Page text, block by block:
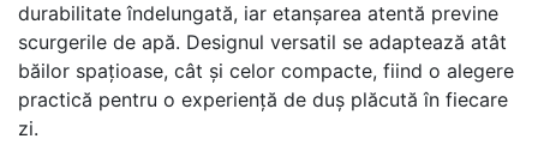
durabilitate îndelungată, iar etanșarea atentă previne
scurgerile de apă. Designul versatil se adaptează atât
băilor spațioase, cât și celor compacte, fiind o alegere
practică pentru o experiență de duș plăcută în fiecare
zi.